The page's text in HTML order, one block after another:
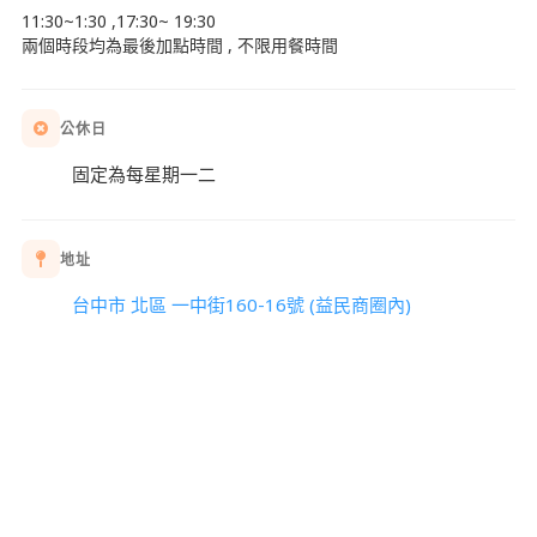
11:30~1:30 ,17:30~ 19:30
兩個時段均為最後加點時間 , 不限用餐時間
公休日
固定為每星期一二
地址
台中市 北區 一中街160-16號 (益民商圈內)